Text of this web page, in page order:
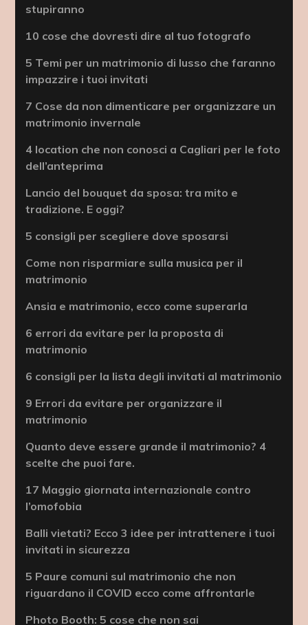
stupiranno
10 cose che dovresti dire al tuo fotografo
5 Temi per un matrimonio di lusso che faranno
impazzire i tuoi invitati
7 Cose da non dimenticare per organizzare un
matrimonio invernale
4 location che non conosci a Cagliari per le foto
dell’anteprima
Lancio del bouquet da sposa: tra mito e
tradizione. E oggi?
5 consigli per scegliere dove sposarsi
Come non risparmiare sulla musica per il
matrimonio
Ansia e matrimonio, ecco come superarla
6 errori da evitare per la proposta di
matrimonio
6 consigli per la lista degli invitati al matrimonio
9 Errori da evitare per organizzare il
matrimonio
Quanto deve essere grande il matrimonio? 4
scelte che puoi fare.
17 Maggio giornata internazionale contro
l’omofobia
Balli vietati? Ecco 3 idee per intrattenere i tuoi
invitati in sicurezza
5 Paure comuni sul matrimonio che non
riguardano il COVID ecco come affrontarle
Photo Booth: 5 cose che non sai